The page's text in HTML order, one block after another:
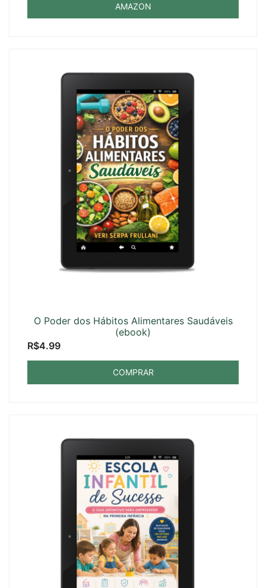
AMAZON
O Poder dos Hábitos Alimentares Saudáveis
(ebook)
R$4.99
COMPRAR